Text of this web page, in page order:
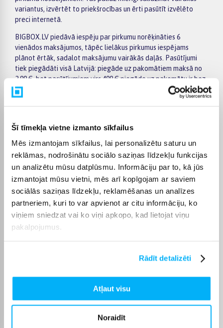
Šī tīmekļa vietne izmanto sīkfailus
Mēs izmantojam sīkfailus, lai personalizētu saturu un
reklāmas, nodrošinātu sociālo saziņas līdzekļu funkcijas
un analizētu mūsu datplūsmu. Informāciju par to, kā jūs
izmantojat mūsu vietni, mēs arī kopīgojam ar saviem
sociālās saziņas līdzekļu, reklamēšanas un analīzes
partneriem, kuri to var apvienot ar citu informāciju, ko
viņiem sniedzat vai ko viņi apkopo, kad lietojat viņu
pakalpojumus.
Rādīt detalizēti
Atļaut visu
Noraidīt
variantus, izvērtēt to priekšrocības un ērti pasūtīt izvēlēto
preci internetā.
BIGBOX.LV piedāvā iespēju par pirkumu norēķināties 6
vienādos maksājumos, tāpēc lielākus pirkumus iespējams
plānot ērtāk, sadalot maksājumu vairākās daļās. Pasūtījumi
tiek piegādāti visā Latvijā: piegāde uz pakomātiem maksā no
2,99 €, bet pasūtījumiem virs 499 € piegāde uz pakomātu ir bez
maksas. Kurjera piegādes cena sākas no 3,99 €. Precīzu
piegādes termiņu vienmēr atradīsiet konkrētās preces lapā.
piederumi, varat rēķināties ar skaidri norādītu piegādes
norādītajā laikā, lai pirkumu internetā varētu saņemt bez
liekas kavēšanās.
Pircēju atsauksmes par precēm
Andris T.